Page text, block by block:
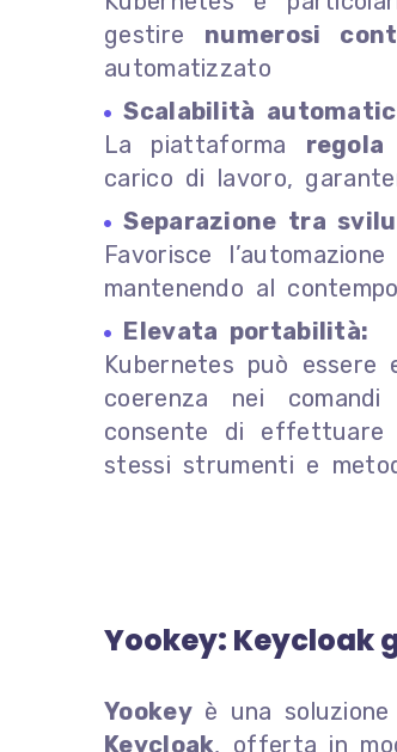
gestire numerosi
automatizzato
Scalabilità
La piattaforma
carico di lavoro,
Separazione tra
Favorisce
mantenendo al
Elevata portabilità:
Kubernetes può essere
coerenza nei
consente di effettuare
stessi strumenti e
Yookey: Keycloak
Yookeyè una soluzione
Keycloak, offerta in